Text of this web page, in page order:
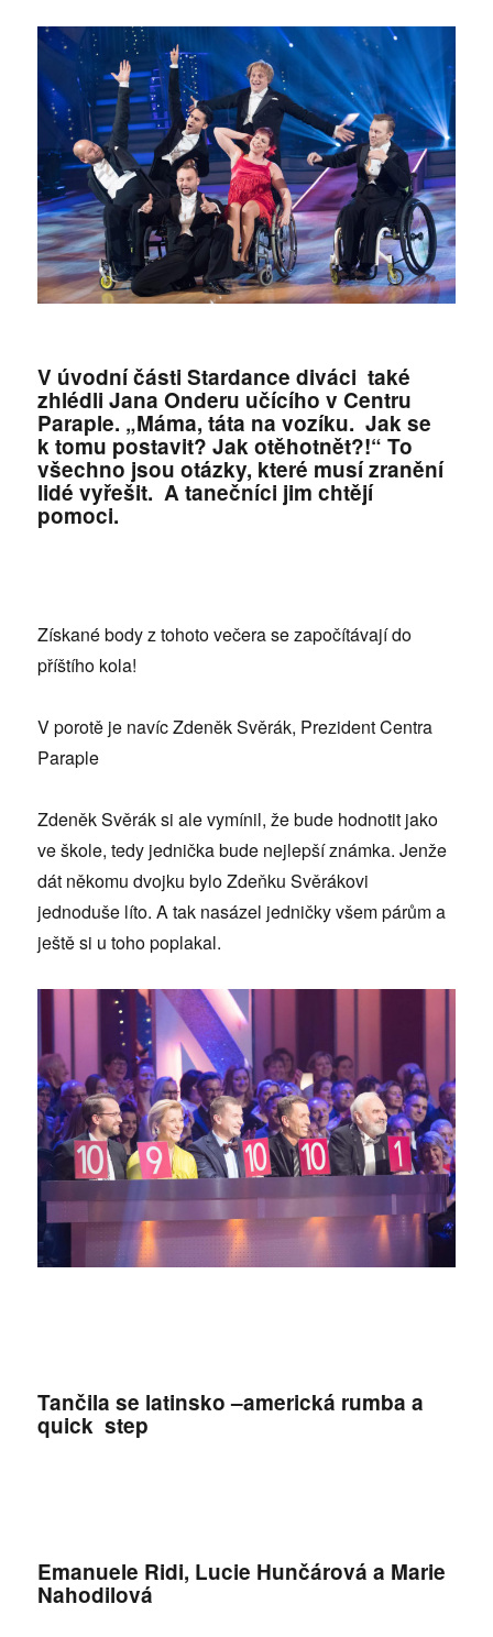
V úvodní části Stardance diváci také
zhlédli Jana Onderu učícího v Centru
Paraple. „Máma, táta na vozíku. Jak se
k tomu postavit? Jak otěhotnět?!“ To
všechno jsou otázky, které musí zranění
lidé vyřešit. A tanečníci jim chtějí
pomoci.
Získané body z tohoto večera se započítávají do
příštího kola!
V porotě je navíc Zdeněk Svěrák, Prezident Centra
Paraple
Zdeněk Svěrák si ale vymínil, že bude hodnotit jako
ve škole, tedy jednička bude nejlepší známka. Jenže
dát někomu dvojku bylo Zdeňku Svěrákovi
jednoduše líto. A tak nasázel jedničky všem párům a
ještě si u toho poplakal.
Tančila se latinsko –americká rumba a
quick step
Emanuele Ridi, Lucie Hunčárová a Marie
Nahodilová